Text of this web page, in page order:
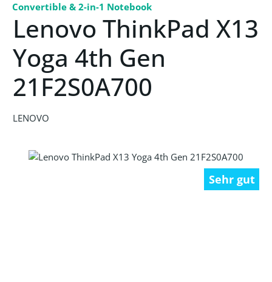
Convertible & 2-in-1 Notebook
Lenovo ThinkPad X13
Yoga 4th Gen
21F2S0A700
LENOVO
Bildergalerie überspringen
Sehr gut